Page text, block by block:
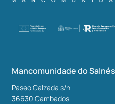
Mancomunidade do Salnés
Paseo Calzada s/n
36630 Cambados